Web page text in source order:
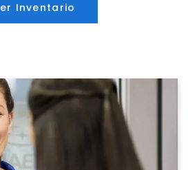
Inventario